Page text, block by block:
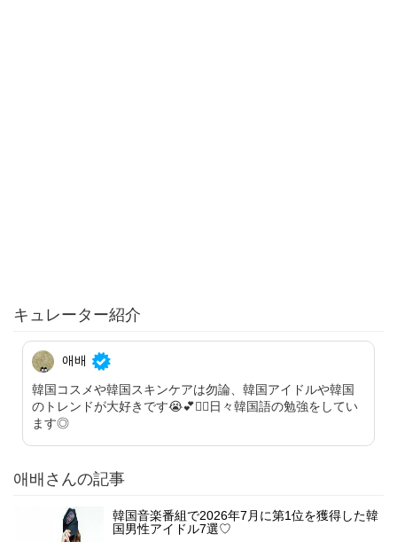
キュレーター紹介
애배
韓国コスメや韓国スキンケアは勿論、韓国アイドルや韓国
のトレンドが大好きです😭💕✋🏻日々韓国語の勉強をしてい
ます◎
애배さんの記事
韓国音楽番組で2026年7月に第1位を獲得した韓
国男性アイドル7選♡